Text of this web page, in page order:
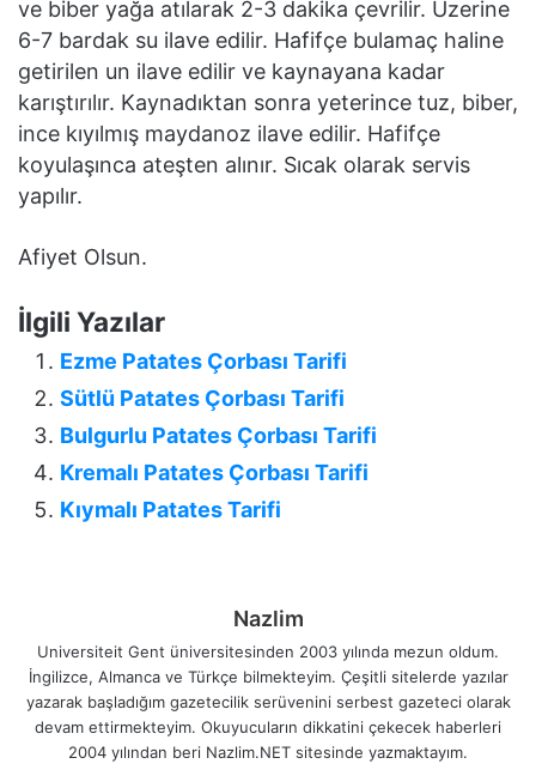
ve biber yağa atılarak 2-3 dakika çevrilir. Üzerine
6-7 bardak su ilave edilir. Hafifçe bulamaç haline
getirilen un ilave edilir ve kaynayana kadar
karıştırılır. Kaynadıktan sonra yeterince tuz, biber,
ince kıyılmış maydanoz ilave edilir. Hafifçe
koyulaşınca ateşten alınır. Sıcak olarak servis
yapılır.
Afiyet Olsun.
İlgili Yazılar
Ezme Patates Çorbası Tarifi
Sütlü Patates Çorbası Tarifi
Bulgurlu Patates Çorbası Tarifi
Kremalı Patates Çorbası Tarifi
Kıymalı Patates Tarifi
Nazlim
Universiteit Gent üniversitesinden 2003 yılında mezun oldum.
İngilizce, Almanca ve Türkçe bilmekteyim. Çeşitli sitelerde yazılar
yazarak başladığım gazetecilik serüvenini serbest gazeteci olarak
devam ettirmekteyim. Okuyucuların dikkatini çekecek haberleri
2004 yılından beri Nazlim.NET sitesinde yazmaktayım.